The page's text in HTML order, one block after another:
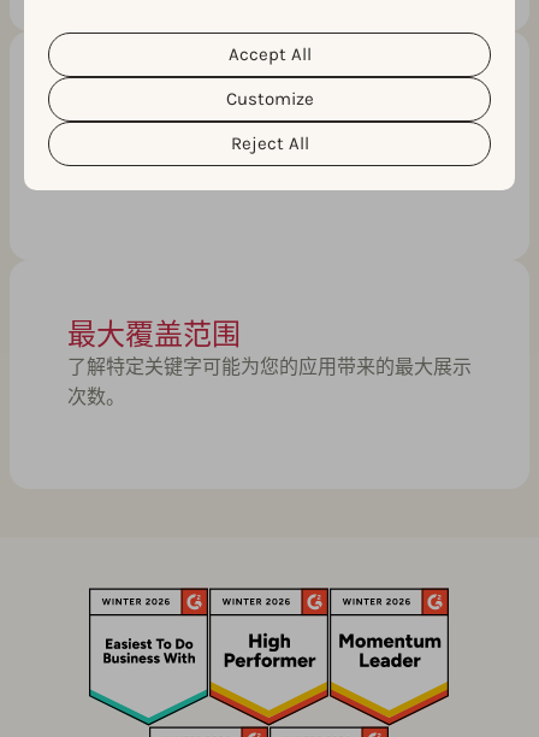
personal data and the different cookies we use, please
read our
Cookie Policy&Privacy Policy
customize your cookie settings and preferences by
clicking the “Customize” button.
Reject All
Customize
Accept All
推荐指标（AI）
我们将根据指标、排名和ASO最佳实践为你的元
数据指出有趣的关键词。
最大覆盖范围
了解特定关键字可能为您的应用带来的最大展示
次数。